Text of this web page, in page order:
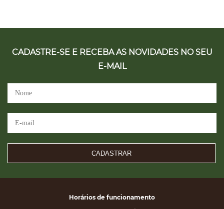
CADASTRE-SE E RECEBA AS NOVIDADES NO SEU
E-MAIL
CADASTRAR
Horários de funcionamento